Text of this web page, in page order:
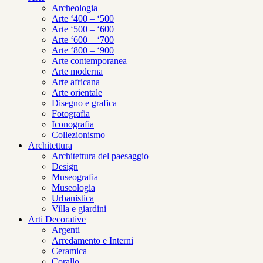
Archeologia
Arte ‘400 – ‘500
Arte ‘500 – ‘600
Arte ‘600 – ‘700
Arte ‘800 – ‘900
Arte contemporanea
Arte moderna
Arte africana
Arte orientale
Disegno e grafica
Fotografia
Iconografia
Collezionismo
Architettura
Architettura del paesaggio
Design
Museografia
Museologia
Urbanistica
Villa e giardini
Arti Decorative
Argenti
Arredamento e Interni
Ceramica